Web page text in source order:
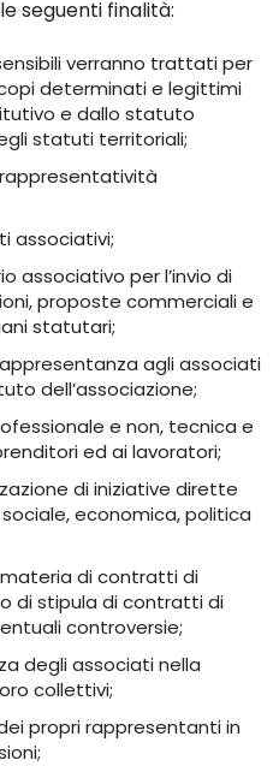
seguenti finalità:
verranno trattati per
determinati e legittimi
e dallo statuto
statuti territoriali;
associativi;
associativo per l’invio di
proposte commerciali e
statutari;
agli associati
dell’associazione;
e non, tecnica e
ed ai lavoratori;
di iniziative dirette
economica, politica
di contratti di
di stipula di contratti di
controversie;
degli associati nella
collettivi;
propri rappresentanti in